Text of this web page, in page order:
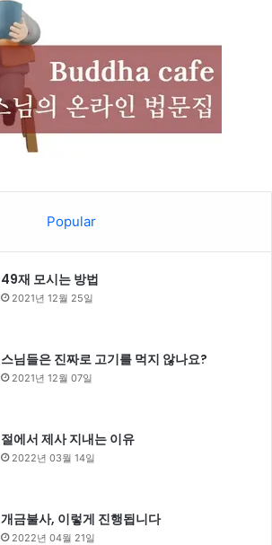
Popular
49재 모시는 방법
2021년 12월 25일
스님들은 진짜로 고기를 먹지 않나요?
2021년 12월 07일
절에서 제사 지내는 이유
2022년 03월 14일
개금불사, 이렇게 진행됩니다
2022년 04월 21일